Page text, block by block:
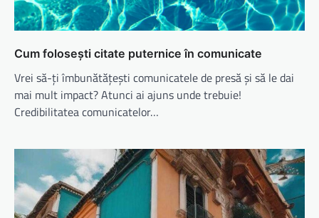
Cum folosești citate puternice în comunicate
Vrei să-ți îmbunătățești comunicatele de presă și să le dai
mai mult impact? Atunci ai ajuns unde trebuie!
Credibilitatea comunicatelor…